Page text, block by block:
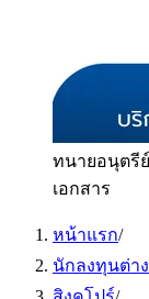
ทนายอนุตรีย์
เอกสาร
หน้าแรก/
นักลงทุนต่า